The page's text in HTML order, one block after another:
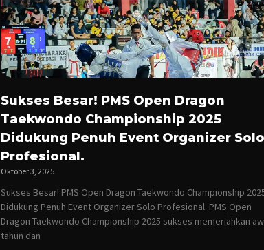
Sukses Besar! PMS Open Dragon
Taekwondo Championship 2025
Didukung Penuh Event Organizer Solo
Profesional.
Oktober 3, 2025
Sukses Besar! PMS Open Dragon Taekwondo Championship
Didukung Penuh Event Organizer Solo Profesional. PMS Open
Dragon Taekwondo Championship 2025 sukses memeriahkan
tahun dan